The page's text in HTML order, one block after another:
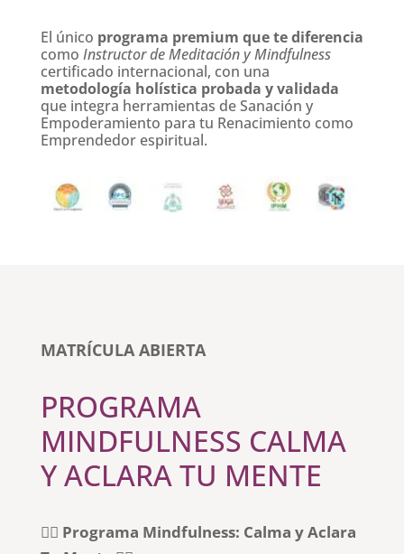
El único programa premium que te diferencia
como Instructor de Meditación y Mindfulness
certificado internacional, con una
metodología holística probada y validada
que integra herramientas de Sanación y
Empoderamiento para tu Renacimiento como
Emprendedor espiritual.
MATRÍCULA ABIERTA
PROGRAMA
MINDFULNESS CALMA
Y ACLARA TU MENTE
🧘‍♂️ Programa Mindfulness: Calma y Aclara